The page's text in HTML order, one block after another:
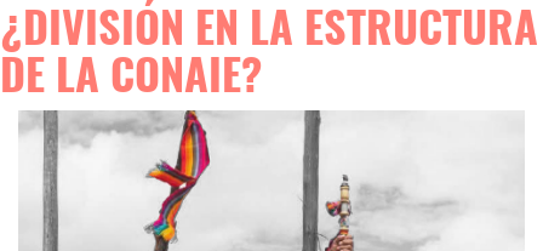
¿DIVISIÓN EN LA ESTRUCTURA
DE LA CONAIE?